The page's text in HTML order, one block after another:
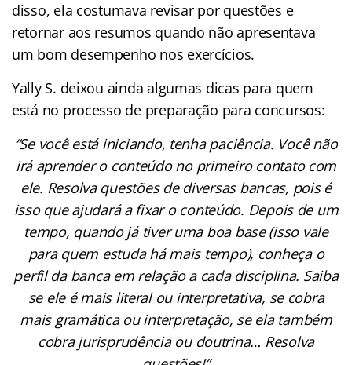
disso, ela costumava revisar por questões e
retornar aos resumos quando não apresentava
um bom desempenho nos exercícios.
Yally S. deixou ainda algumas dicas para quem
está no processo de preparação para concursos:
“Se você está iniciando, tenha paciência. Você não
irá aprender o conteúdo no primeiro contato com
ele. Resolva questões de diversas bancas, pois é
isso que ajudará a fixar o conteúdo. Depois de um
tempo, quando já tiver uma boa base (isso vale
para quem estuda há mais tempo), conheça o
perfil da banca em relação a cada disciplina. Saiba
se ele é mais literal ou interpretativa, se cobra
mais gramática ou interpretação, se ela também
cobra jurisprudência ou doutrina… Resolva